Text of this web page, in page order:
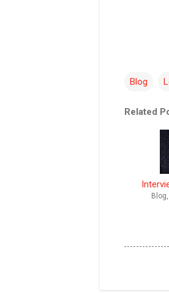
Blog
Related